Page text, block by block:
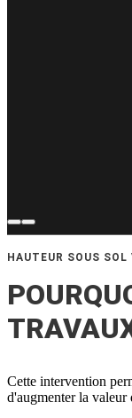
HAUTEUR SOUS
Cette intervention
d'augmenter la valeur